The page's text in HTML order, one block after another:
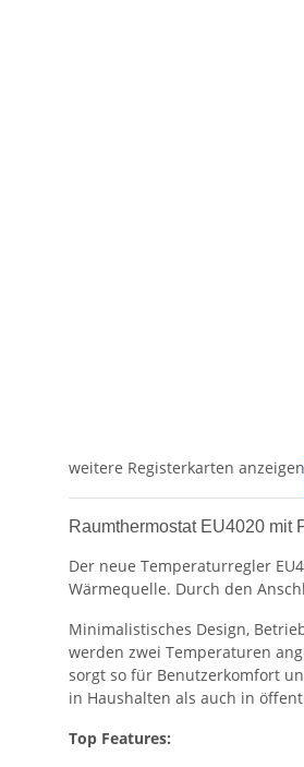
weitere Registerkarten anzeigen
Raumthermostat EU4020 mit
Der neue Temperaturregler
Wärmequelle. Durch den
Minimalistisches Design,
werden zwei Temperaturen
sorgt so für Benutzerkomfort
in Haushalten als auch in
Top Features: